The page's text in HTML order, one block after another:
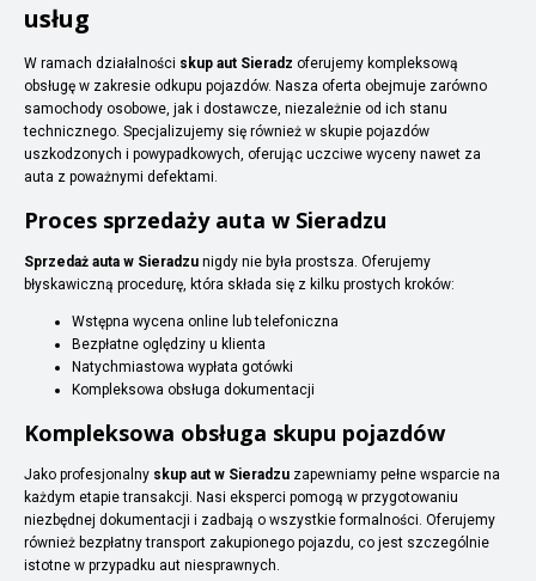
usług
W ramach działalności skup aut Sieradz oferujemy kompleksową
obsługę w zakresie odkupu pojazdów. Nasza oferta obejmuje zarówno
samochody osobowe, jak i dostawcze, niezależnie od ich stanu
technicznego. Specjalizujemy się również w skupie pojazdów
uszkodzonych i powypadkowych, oferując uczciwe wyceny nawet za
auta z poważnymi defektami.
Proces sprzedaży auta w Sieradzu
Sprzedaż auta w Sieradzu nigdy nie była prostsza. Oferujemy
błyskawiczną procedurę, która składa się z kilku prostych kroków:
Wstępna wycena online lub telefoniczna
Bezpłatne oględziny u klienta
Natychmiastowa wypłata gotówki
Kompleksowa obsługa dokumentacji
Kompleksowa obsługa skupu pojazdów
Jako profesjonalny skup aut w Sieradzu zapewniamy pełne wsparcie na
każdym etapie transakcji. Nasi eksperci pomogą w przygotowaniu
niezbędnej dokumentacji i zadbają o wszystkie formalności. Oferujemy
również bezpłatny transport zakupionego pojazdu, co jest szczególnie
istotne w przypadku aut niesprawnych.